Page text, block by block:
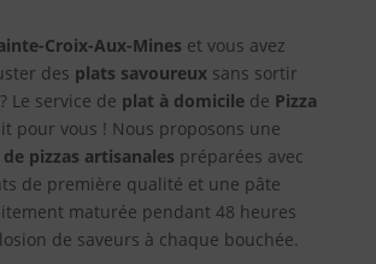
Croix-Aux-Mines et vous avez
des plats savoureuxsans sortir
Le service de plat à domicilede Pizza
pour vous ! Nous proposons une
pizzas artisanales préparées avec
de première qualité et une pâte
maturée pendant 48 heures
de saveurs à chaque bouchée.